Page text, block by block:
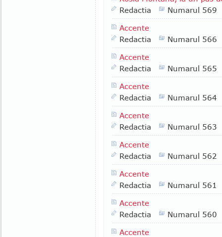
Redactia
Numarul 569
Accente
Redactia
Numarul 566
Accente
Redactia
Numarul 565
Accente
Redactia
Numarul 564
Accente
Redactia
Numarul 563
Accente
Redactia
Numarul 562
Accente
Redactia
Numarul 561
Accente
Redactia
Numarul 560
Accente